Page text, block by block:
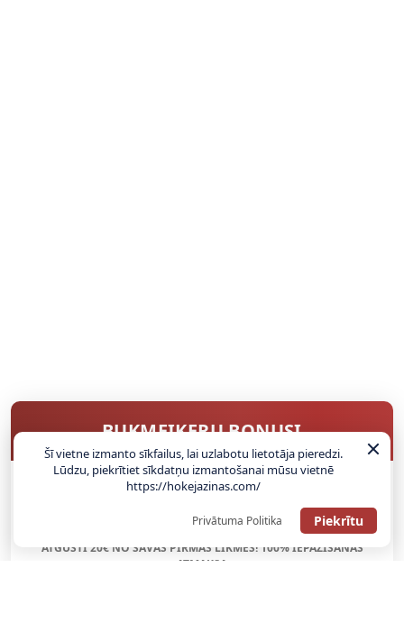
BUKMEIKERU BONUSI
ATGŪSTI 20€ NO SAVAS PIRMĀS LIKMES! 100% IEPAZĪŠANĀS
ATMAKSA
Šī vietne izmanto sīkfailus, lai uzlabotu lietotāja pieredzi.
Lūdzu, piekrītiet sīkdatņu izmantošanai mūsu vietnē
https://hokejazinas.com/
Privātuma Politika Piekrītu